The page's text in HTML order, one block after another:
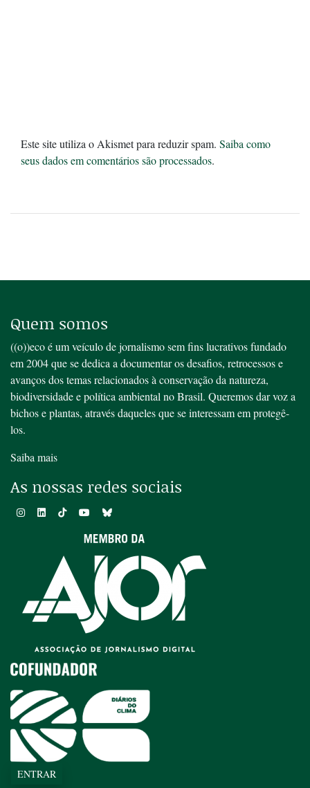
Este site utiliza o Akismet para reduzir spam. Saiba como
seus dados em comentários são processados.
Quem somos
((o))eco é um veículo de jornalismo sem fins lucrativos fundado
em 2004 que se dedica a documentar os desafios, retrocessos e
avanços dos temas relacionados à conservação da natureza,
biodiversidade e política ambiental no Brasil. Queremos dar voz a
bichos e plantas, através daqueles que se interessam em protegê-
los.
Saiba mais
As nossas redes sociais
ENTRAR